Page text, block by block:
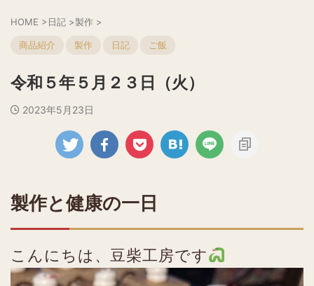
HOME >日記 >製作 >
商品紹介 製作 日記 ご飯
令和５年５月２３日（火）
2023年5月23日
製作と健康の一日
こんにちは、豆柴工房です